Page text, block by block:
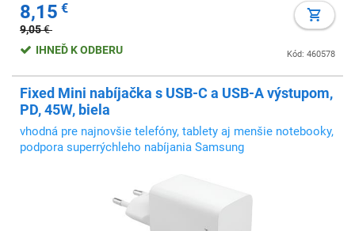
8,15 €
9,05€
Kód: 460578
IHNEĎ K ODBERU
Fixed Mini nabíjačka s USB-C a USB-A výstupom,
PD, 45W, biela
vhodná pre najnovšie telefóny, tablety aj menšie notebooky,
podpora superrýchleho nabíjania Samsung